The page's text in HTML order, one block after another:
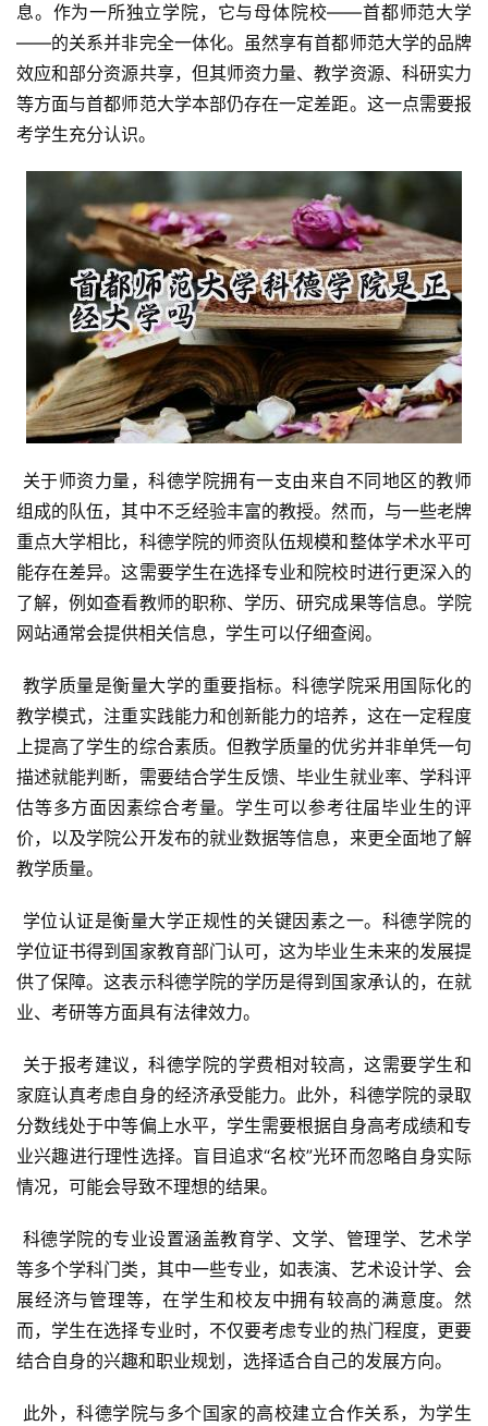
息。作为一所独立学院，它与母体院校——首都师范大学
——的关系并非完全一体化。虽然享有首都师范大学的品牌
效应和部分资源共享，但其师资力量、教学资源、科研实力
等方面与首都师范大学本部仍存在一定差距。这一点需要报
考学生充分认识。
组成的队伍，其中不乏经验丰富的教授。然而，与一些老牌
重点大学相比，科德学院的师资队伍规模和整体学术水平可
能存在差异。这需要学生在选择专业和院校时进行更深入的
了解，例如查看教师的职称、学历、研究成果等信息。学院
网站通常会提供相关信息，学生可以仔细查阅。
教学模式，注重实践能力和创新能力的培养，这在一定程度
上提高了学生的综合素质。但教学质量的优劣并非单凭一句
描述就能判断，需要结合学生反馈、毕业生就业率、学科评
估等多方面因素综合考量。学生可以参考往届毕业生的评
价，以及学院公开发布的就业数据等信息，来更全面地了解
教学质量。
学位证书得到国家教育部门认可，这为毕业生未来的发展提
供了保障。这表示科德学院的学历是得到国家承认的，在就
业、考研等方面具有法律效力。
家庭认真考虑自身的经济承受能力。此外，科德学院的录取
分数线处于中等偏上水平，学生需要根据自身高考成绩和专
业兴趣进行理性选择。盲目追求“名校”光环而忽略自身实际
情况，可能会导致不理想的结果。
等多个学科门类，其中一些专业，如表演、艺术设计学、会
展经济与管理等，在学生和校友中拥有较高的满意度。然
而，学生在选择专业时，不仅要考虑专业的热门程度，更要
结合自身的兴趣和职业规划，选择适合自己的发展方向。